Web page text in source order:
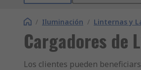
/ Iluminación / Linternas y
Cargadores de
Los clientes pueden